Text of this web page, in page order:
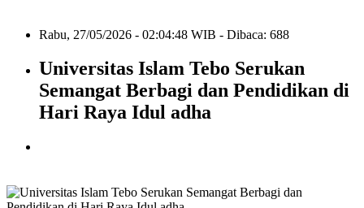
Rabu, 27/05/2026 - 02:04:48 WIB - Dibaca: 688
Universitas Islam Tebo Serukan
Semangat Berbagi dan Pendidikan di
Hari Raya Idul adha